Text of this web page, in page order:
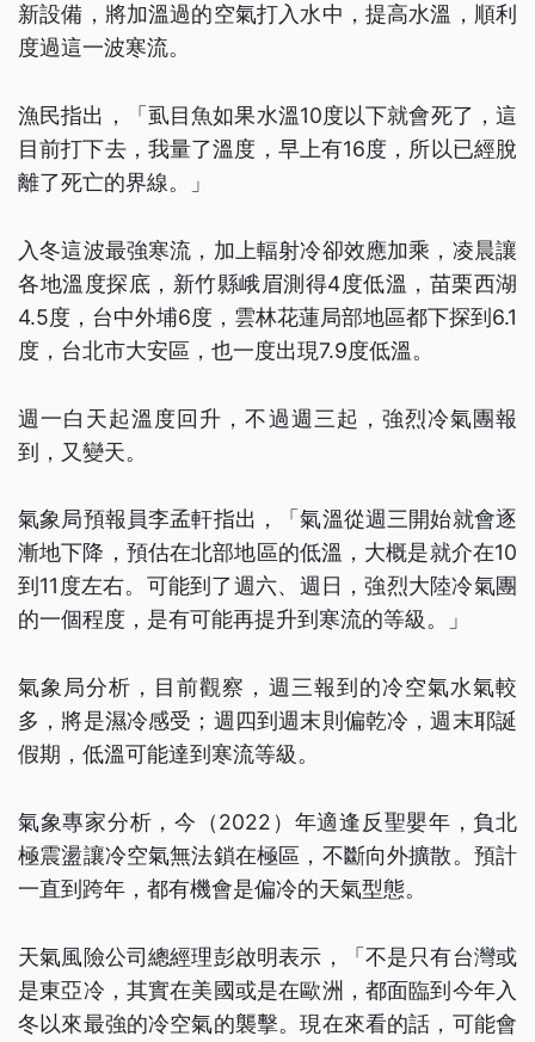
新設備，將加溫過的空氣打入水中，提高水溫，順利
度過這一波寒流。
漁民指出，「虱目魚如果水溫10度以下就會死了，這
目前打下去，我量了溫度，早上有16度，所以已經脫
離了死亡的界線。」
入冬這波最強寒流，加上輻射冷卻效應加乘，凌晨讓
各地溫度探底，新竹縣峨眉測得4度低溫，苗栗西湖
4.5度，台中外埔6度，雲林花蓮局部地區都下探到6.1
度，台北市大安區，也一度出現7.9度低溫。
週一白天起溫度回升，不過週三起，強烈冷氣團報
到，又變天。
氣象局預報員李孟軒指出，「氣溫從週三開始就會逐
漸地下降，預估在北部地區的低溫，大概是就介在10
到11度左右。可能到了週六、週日，強烈大陸冷氣團
的一個程度，是有可能再提升到寒流的等級。」
氣象局分析，目前觀察，週三報到的冷空氣水氣較
多，將是濕冷感受；週四到週末則偏乾冷，週末耶誕
假期，低溫可能達到寒流等級。
氣象專家分析，今（2022）年適逢反聖嬰年，負北
極震盪讓冷空氣無法鎖在極區，不斷向外擴散。預計
一直到跨年，都有機會是偏冷的天氣型態。
天氣風險公司總經理彭啟明表示，「不是只有台灣或
是東亞冷，其實在美國或是在歐洲，都面臨到今年入
冬以來最強的冷空氣的襲擊。現在來看的話，可能會